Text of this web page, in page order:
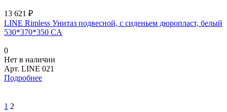
13 621 ₽
LINE Rimless Унитаз подвесной, с сиденьем дюропласт, белый
530*370*350 CA
0
Нет в наличии
Арт. LINE 021
Подробнее
1 2